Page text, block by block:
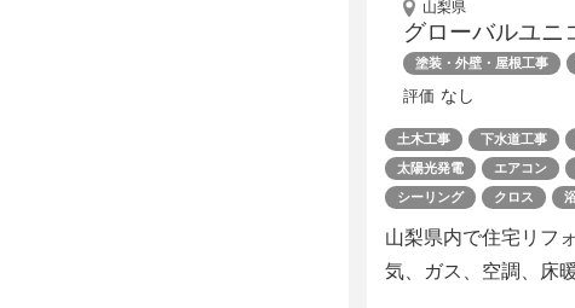
山梨県
グローバルユニ
塗装・外壁・屋根工事
評価 なし
土木工事 下水道工事
太陽光発電
エアコン
シーリング
クロス
山梨県内で住宅リフ
気、ガス、空調、床